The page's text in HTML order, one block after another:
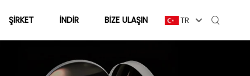
ŞIRKET İNDIR BIZE ULAŞIN TR